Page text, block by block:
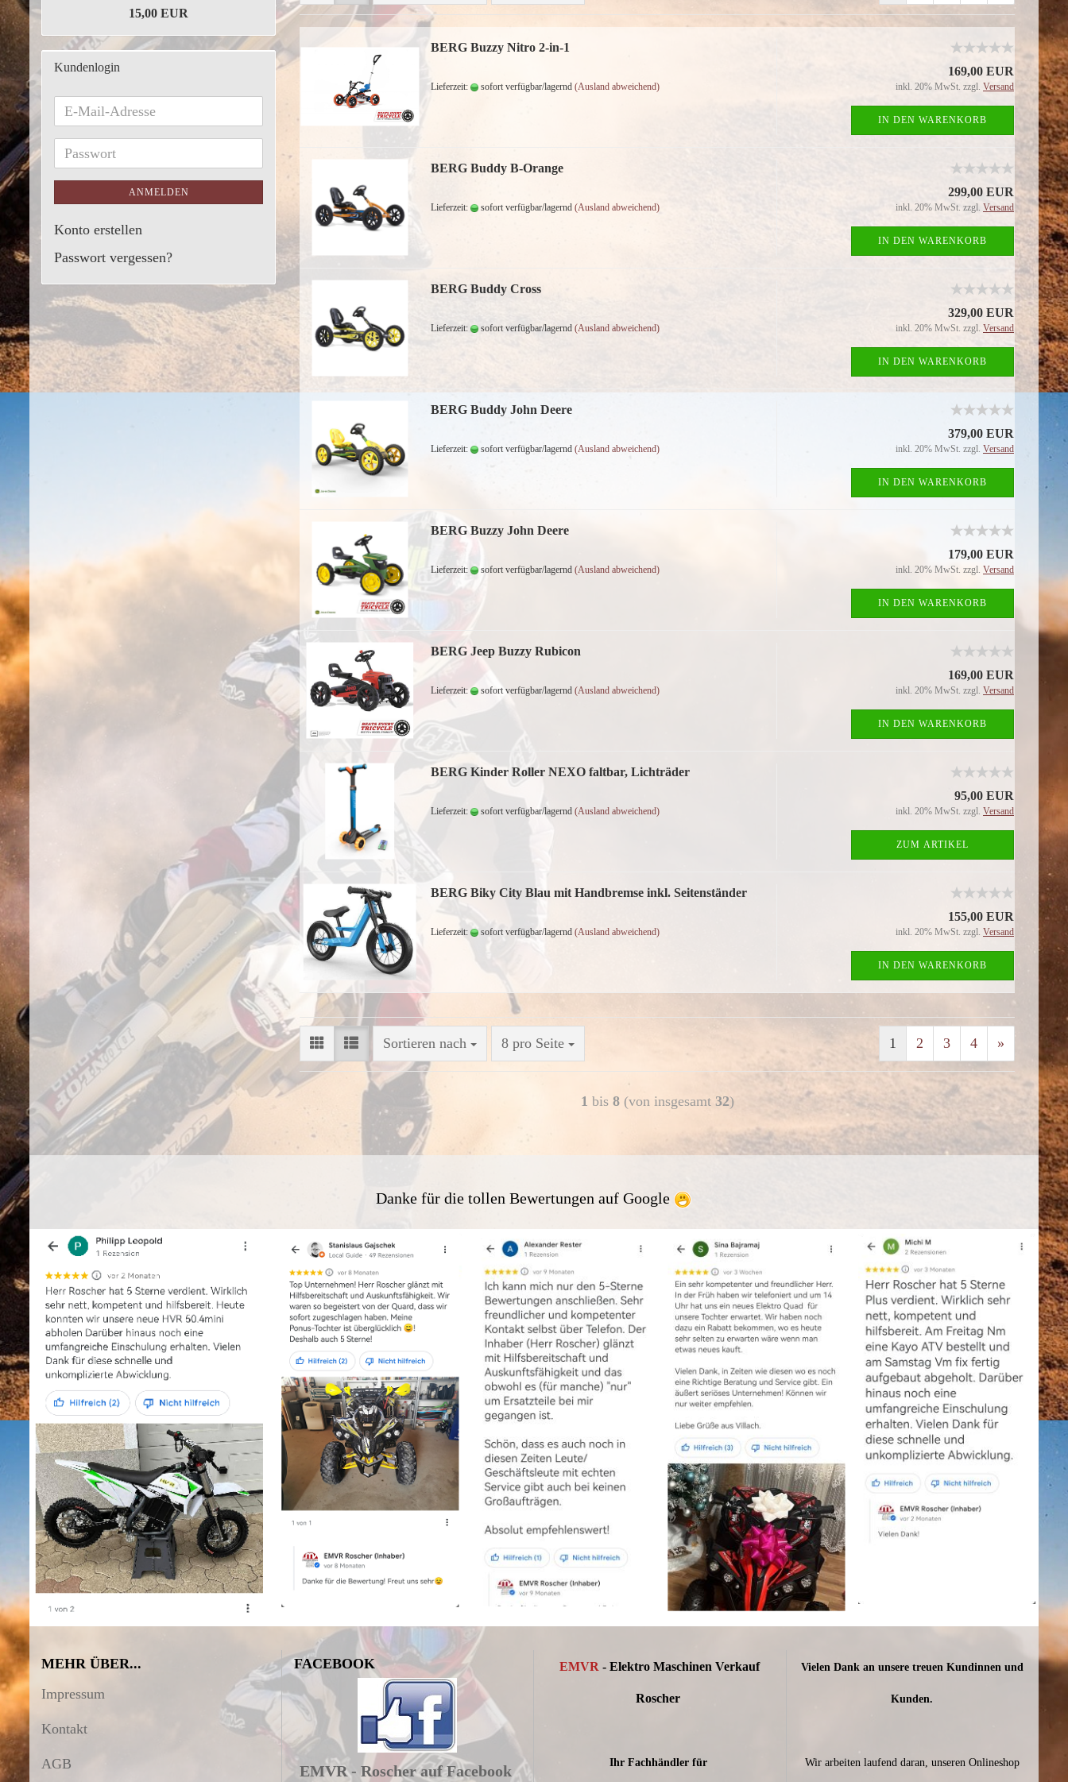
BERG Buzzy Nitro 2-in-1
Lieferzeit: sofort verfügbar/lagernd (Ausland abweichend)
169,00 EUR
inkl. 20% MwSt. zzgl. Versand
IN DEN WARENKORB
BERG Buddy B-Orange
Lieferzeit: sofort verfügbar/lagernd (Ausland abweichend)
299,00 EUR
inkl. 20% MwSt. zzgl. Versand
IN DEN WARENKORB
BERG Buddy Cross
Lieferzeit: sofort verfügbar/lagernd (Ausland abweichend)
329,00 EUR
inkl. 20% MwSt. zzgl. Versand
IN DEN WARENKORB
BERG Buddy John Deere
Lieferzeit: sofort verfügbar/lagernd (Ausland abweichend)
379,00 EUR
inkl. 20% MwSt. zzgl. Versand
IN DEN WARENKORB
BERG Buzzy John Deere
Lieferzeit: sofort verfügbar/lagernd (Ausland abweichend)
179,00 EUR
inkl. 20% MwSt. zzgl. Versand
IN DEN WARENKORB
BERG Jeep Buzzy Rubicon
Lieferzeit: sofort verfügbar/lagernd (Ausland abweichend)
169,00 EUR
inkl. 20% MwSt. zzgl. Versand
IN DEN WARENKORB
BERG Kinder Roller NEXO faltbar, Lichträder
Lieferzeit: sofort verfügbar/lagernd (Ausland abweichend)
95,00 EUR
inkl. 20% MwSt. zzgl. Versand
ZUM ARTIKEL
BERG Biky City Blau mit Handbremse inkl. Seitenständer
Lieferzeit: sofort verfügbar/lagernd (Ausland abweichend)
155,00 EUR
inkl. 20% MwSt. zzgl. Versand
IN DEN WARENKORB
Sortieren nach 8 pro Seite 1 2 3 4 »
1 bis 8(von insgesamt 32)
15,00 EUR
Kundenlogin
ANMELDEN
Konto erstellen
Passwort vergessen?
Danke für die tollen Bewertungen auf Google
MEHR ÜBER...
Impressum
Kontakt
AGB
FACEBOOK
EMVR - Roscher auf Facebook
EMVR- Elektro Maschinen Verkauf
Roscher
Ihr Fachhändler für
Vielen Dank an unsere treuen Kundinnen und
Kunden.
Wir arbeiten laufend daran, unseren Onlineshop